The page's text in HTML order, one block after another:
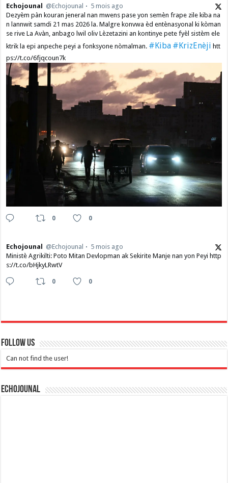
Echojounal @Echojounal
5 mois ago
Dezyèm pàn kouran jeneral nan mwens pase yon semèn frape zile kiba na
n lannwit samdi 21 mas 2026 la. Malgre konvwa èd entènasyonal ki kòman
se rive La Avàn, anbago lwil oliv Lèzetazini an kontinye pete fyèl sistèm ele
ktrik la epi anpeche peyi a fonksyone nòmalman. #Kiba #KrizEnèji htt
ps://t.co/6fjqcoun7k
0 0
Echojounal @Echojounal
5 mois ago
Ministè Agrikilti: Poto Mitan Devlopman ak Sekirite Manje nan yon Peyi http
s://t.co/bHjkyLRwtV
0 0
Follow Us
Can not find the user!
Echojounal